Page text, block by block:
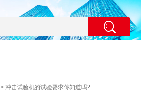
> 冲击试验机的试验要求你知道吗?